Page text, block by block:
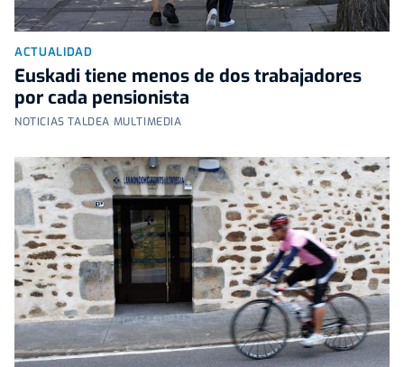
ACTUALIDAD
Euskadi tiene menos de dos trabajadores
por cada pensionista
NOTICIAS TALDEA MULTIMEDIA